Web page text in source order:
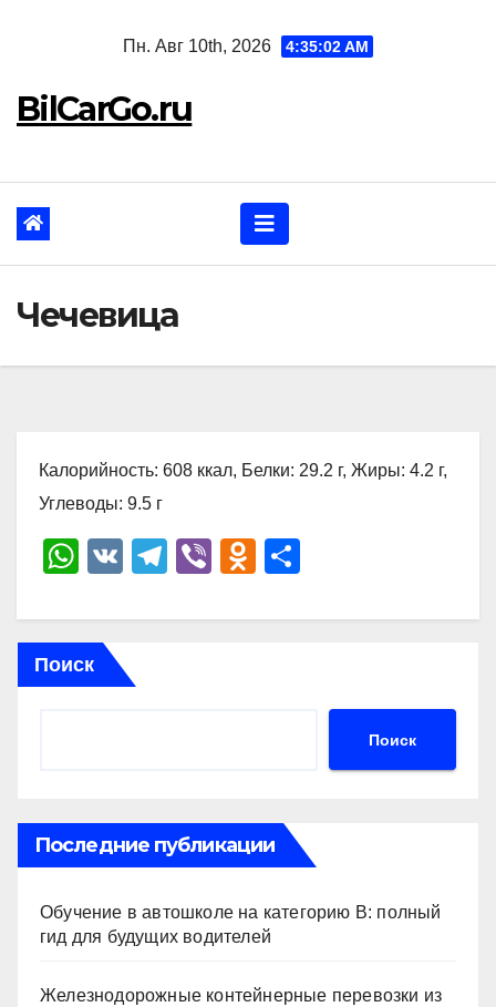
Пн. Авг 10th, 2026 4:35:03 AM
BilCarGo.ru
Чечевица
Калорийность: 608 ккал, Белки: 29.2 г, Жиры: 4.2 г,
Углеводы: 9.5 г
W
at
s
A
V
T
e
Vi
er
O
n
ki
р
ть
Поиск
Поиск
Последние публикации
Обучение в автошколе на категорию В: полный
гид для будущих водителей
Железнодорожные контейнерные перевозки из